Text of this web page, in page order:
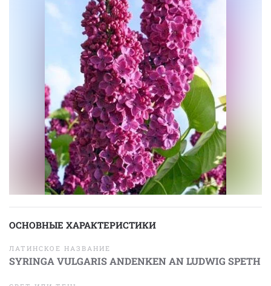
ОСНОВНЫЕ ХАРАКТЕРИСТИКИ
ЛАТИНСКОЕ НАЗВАНИЕ
SYRINGA VULGARIS ANDENKEN AN LUDWIG SPETH